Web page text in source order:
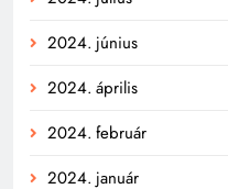
2024. június
2024. április
2024. február
2024. január